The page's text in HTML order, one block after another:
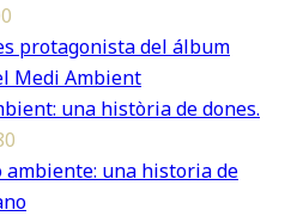
una història de dones.